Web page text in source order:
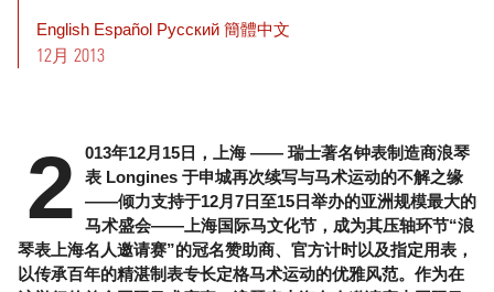
English Español Pусский 簡體中文
12月 2013
2
013年12月15日，上海 —— 瑞士著名钟表制造商浪琴
表 Longines 于申城再次续写与马术运动的不解之缘
——倾力支持于12月7日至15日举办的亚洲规模最大的
马术盛会——上海国际马文化节，成为其压轴环节“浪
琴表上海名人邀请赛”的冠名赞助商、官方计时以及指定用表，
以传承百年的精湛制表专长定格马术运动的优雅风范。作为在